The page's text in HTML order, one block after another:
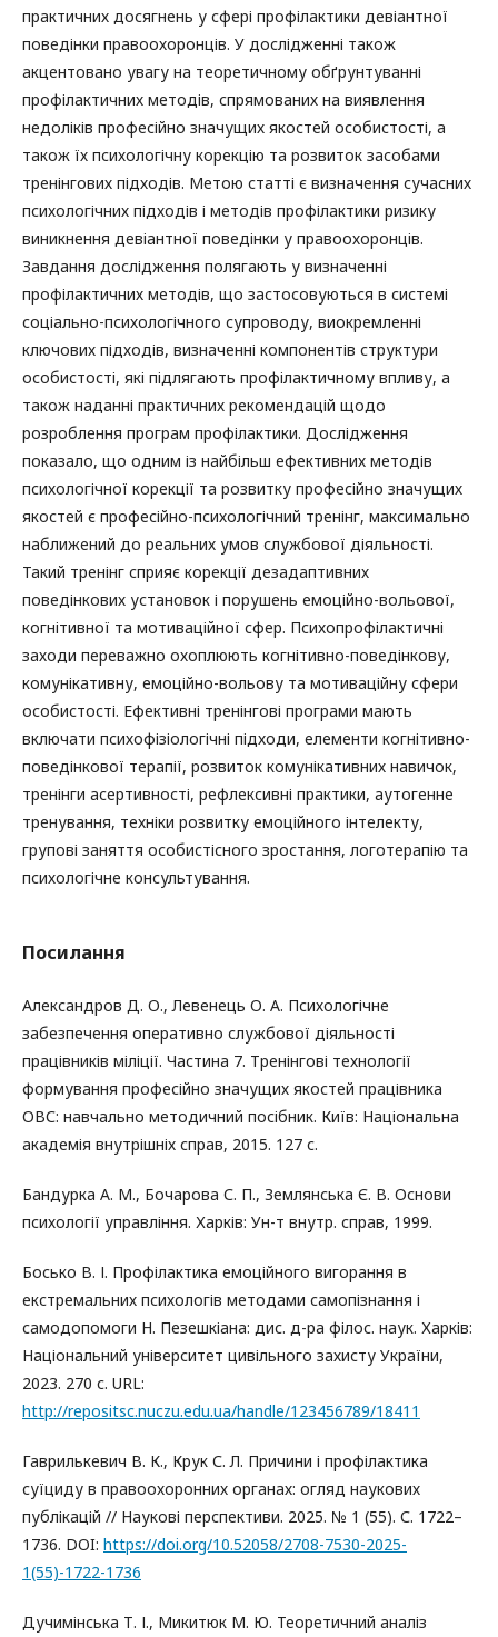
практичних досягнень у сфері профілактики девіантної
поведінки правоохоронців. У дослідженні також
акцентовано увагу на теоретичному обґрунтуванні
профілактичних методів, спрямованих на виявлення
недоліків професійно значущих якостей особистості, а
також їх психологічну корекцію та розвиток засобами
тренінгових підходів. Метою статті є визначення сучасних
психологічних підходів і методів профілактики ризику
виникнення девіантної поведінки у правоохоронців.
Завдання дослідження полягають у визначенні
профілактичних методів, що застосовуються в системі
соціально-психологічного супроводу, виокремленні
ключових підходів, визначенні компонентів структури
особистості, які підлягають профілактичному впливу, а
також наданні практичних рекомендацій щодо
розроблення програм профілактики. Дослідження
показало, що одним із найбільш ефективних методів
психологічної корекції та розвитку професійно значущих
якостей є професійно-психологічний тренінг, максимально
наближений до реальних умов службової діяльності.
Такий тренінг сприяє корекції дезадаптивних
поведінкових установок і порушень емоційно-вольової,
когнітивної та мотиваційної сфер. Психопрофілактичні
заходи переважно охоплюють когнітивно-поведінкову,
комунікативну, емоційно-вольову та мотиваційну сфери
особистості. Ефективні тренінгові програми мають
включати психофізіологічні підходи, елементи когнітивно-
поведінкової терапії, розвиток комунікативних навичок,
тренінги асертивності, рефлексивні практики, аутогенне
тренування, техніки розвитку емоційного інтелекту,
групові заняття особистісного зростання, логотерапію та
психологічне консультування.
Посилання
Александров Д. О., Левенець О. А. Психологічне
забезпечення оперативно службової діяльності
працівників міліції. Частина 7. Тренінгові технології
формування професійно значущих якостей працівника
ОВС: навчально методичний посібник. Київ: Національна
академія внутрішніх справ, 2015. 127 с.
Бандурка А. М., Бочарова С. П., Землянська Є. В. Основи
психології управління. Харків: Ун-т внутр. справ, 1999.
Босько В. І. Профілактика емоційного вигорання в
екстремальних психологів методами самопізнання і
самодопомоги Н. Пезешкіана: дис. д-ра філос. наук. Харків:
Національний університет цивільного захисту України,
2023. 270 с. URL:
http://repositsc.nuczu.edu.ua/handle/123456789/18411
Гаврилькевич В. К., Крук С. Л. Причини і профілактика
суїциду в правоохоронних органах: огляд наукових
публікацій // Наукові перспективи. 2025. № 1 (55). С. 1722–
1736. DOI: https://doi.org/10.52058/2708-7530-2025-
1(55)-1722-1736
Дучимінська Т. І., Микитюк М. Ю. Теоретичний аналіз